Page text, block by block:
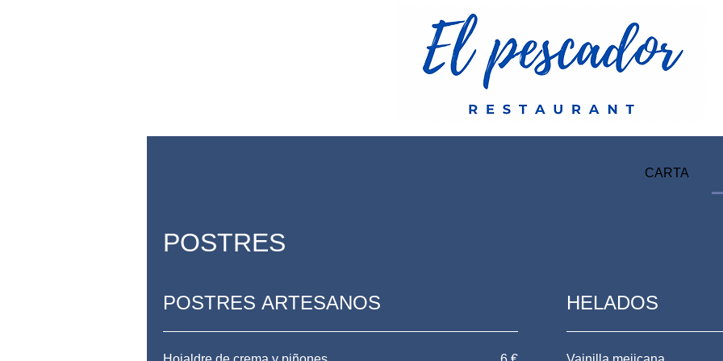
CARTA
POSTRES
POSTRES ARTESANOS HELADOS